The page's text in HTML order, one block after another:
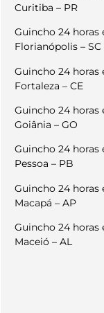
Curitiba – PR
Guincho 24 horas
Florianópolis – SC
Guincho 24 horas
Fortaleza – CE
Guincho 24 horas
Goiânia – GO
Guincho 24 horas
Pessoa – PB
Guincho 24 horas
Macapá – AP
Guincho 24 horas
Maceió – AL